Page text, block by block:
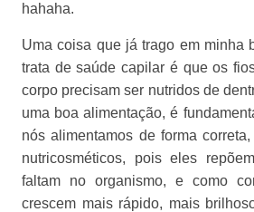
hahaha.
Uma coisa que já trago em minha
trata de saúde capilar é que os
corpo precisam ser nutridos de
uma boa alimentação, é
nós alimentamos de forma
nutricosméticos, pois eles
faltam no organismo, e como
crescem mais rápido, mais